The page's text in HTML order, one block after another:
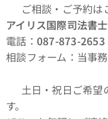
📞 ご相談・ご予約は
アイリス国際司法書
電話： 087-873-2653
相談フォーム：当事
🗓 土日・祝日ご希望
す。